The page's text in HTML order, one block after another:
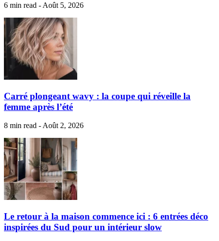
6 min read - Août 5, 2026
Carré plongeant wavy : la coupe qui réveille la
femme après l’été
8 min read - Août 2, 2026
Le retour à la maison commence ici : 6 entrées déco
inspirées du Sud pour un intérieur slow